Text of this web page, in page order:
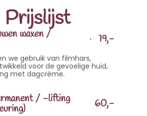
Prijslijst
waxen / 19,-
we gebruik van filmhars,
voor de gevoelige huid,
met dagcrème.
/ -lifting 60,-